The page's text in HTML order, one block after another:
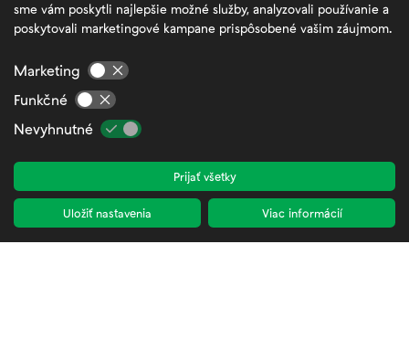
PRE ZÁKAZNÍKOV
Všeobecné obchodné podmienky
FAQ – Najčastejšie otázky a odpovede
Zamestnanecká zóna
Kontakty
sme vám poskytli najlepšie možné služby, analyzovali používanie a
poskytovali marketingové kampane prispôsobené vašim záujmom.
Marketing
Funkčné
Nevyhnutné
Viac informácií
Uložiť nastavenia
Prijať všetky